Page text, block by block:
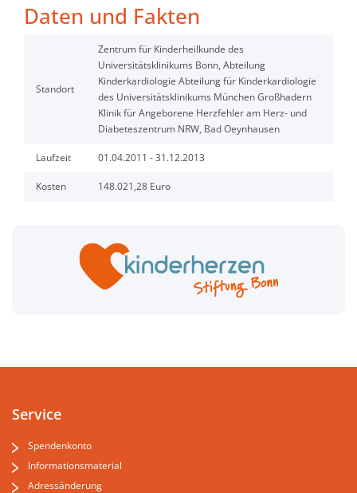
Daten und Fakten
Standort
Zentrum für Kinderheilkunde des
Universitätsklinikums Bonn, Abteilung
Kinderkardiologie Abteilung für Kinderkardiologie
des Universitätsklinikums München Großhadern
Klinik für Angeborene Herzfehler am Herz- und
Diabeteszentrum NRW, Bad Oeynhausen
Laufzeit 01.04.2011 - 31.12.2013
Kosten 148.021,28 Euro
Service
Spendenkonto
Informationsmaterial
Adressänderung